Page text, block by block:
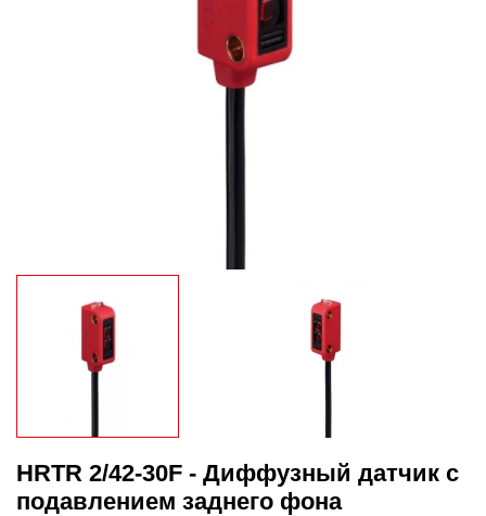
HRTR 2/42-30F - Диффузный датчик с
подавлением заднего фона